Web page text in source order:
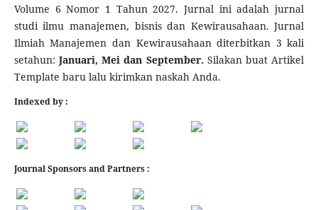
Volume 6 Nomor 1 Tahun 2027. Jurnal ini adalah jurnal
studi ilmu manajemen, bisnis dan Kewirausahaan. Jurnal
Ilmiah Manajemen dan Kewirausahaan diterbitkan 3 kali
setahun:Januari, Mei dan September. Silakan buat Artikel
Template baru lalu kirimkan naskah Anda.
Indexed by :
Journal Sponsors and Partners :